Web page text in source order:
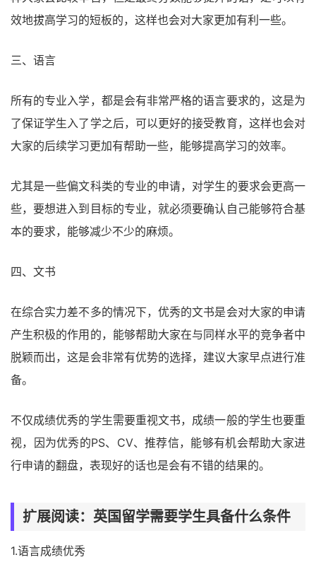
效地拔高学习的短板的，这样也会对大家更加有利一些。
三、语言
所有的专业入学，都是会有非常严格的语言要求的，这是为
了保证学生入了学之后，可以更好的接受教育，这样也会对
大家的后续学习更加有帮助一些，能够提高学习的效率。
尤其是一些偏文科类的专业的申请，对学生的要求会更高一
些，要想进入到目标的专业，就必须要确认自己能够符合基
本的要求，能够减少不少的麻烦。
四、文书
在综合实力差不多的情况下，优秀的文书是会对大家的申请
产生积极的作用的，能够帮助大家在与同样水平的竞争者中
脱颖而出，这是会非常有优势的选择，建议大家早点进行准
备。
不仅成绩优秀的学生需要重视文书，成绩一般的学生也要重
视，因为优秀的PS、CV、推荐信，能够有机会帮助大家进
行申请的翻盘，表现好的话也是会有不错的结果的。
扩展阅读：英国留学需要学生具备什么条件
1.语言成绩优秀